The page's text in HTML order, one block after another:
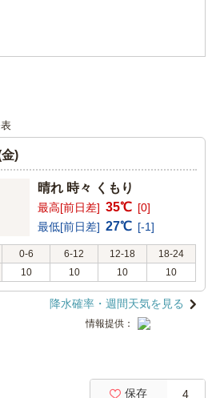
)
晴れ 時々 くもり
最高[前日差] 35℃ [0]
最低[前日差] 27℃ [-1]
0-6 6-12 12-18
18-24
10 10 10 10
降水確率・週間天気を見る
情報提供：
保存 4